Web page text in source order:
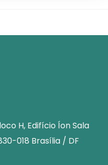
H, Edifício Íon Sala
018 Brasília / DF